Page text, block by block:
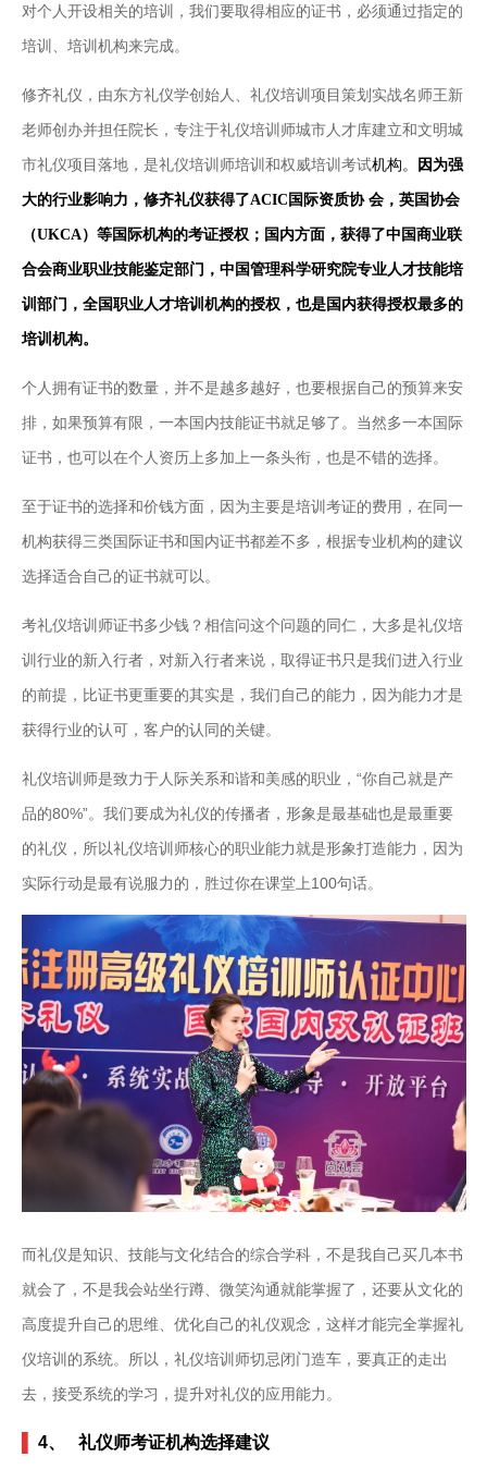
对个人开设相关的培训，我们要取得相应的证书，必须通过指定的
培训、培训机构来完成。
修齐礼仪，由东方礼仪学创始人、礼仪培训项目策划实战名师王新
老师创办并担任院长，专注于礼仪培训师城市人才库建立和文明城
市礼仪项目落地，是礼仪培训师培训和权威培训考试机构。 因为强
大的行业影响力， 修齐礼仪获得了ACIC国际资质协 会，英国协会
（UKCA）等国际机构的考证授权；国内方面，获得了中国商业联
合会商业职业技能鉴定部门，中国管理科学研究院专业人才技能培
训部门，全国职业人才培训机构的授权，也是国内获得授权最多的
培训机构。
个人拥有证书的数量，并不是越多越好，也要根据自己的预算来安
排，如果预算有限，一本国内技能证书就足够了。当然多一本国际
证书，也可以在个人资历上多加上一条头衔，也是不错的选择。
至于证书的选择和价钱方面，因为主要是培训考证的费用，在同一
机构获得三类国际证书和国内证书都差不多，根据专业机构的建议
选择适合自己的证书就可以。
考礼仪培训师证书多少钱？相信问这个问题的同仁，大多是礼仪培
训行业的新入行者，对新入行者来说，取得证书只是我们进入行业
的前提，比证书更重要的其实是，我们自己的能力，因为能力才是
获得行业的认可，客户的认同的关键。
礼仪培训师是致力于人际关系和谐和美感的职业，“你自己就是产
品的80%”。我们要成为礼仪的传播者，形象是最基础也是最重要
的礼仪，所以礼仪培训师核心的职业能力就是形象打造能力，因为
实际行动是最有说服力的，胜过你在课堂上100句话。
而礼仪是知识、技能与文化结合的综合学科，不是我自己买几本书
就会了，不是我会站坐行蹲、微笑沟通就能掌握了，还要从文化的
高度提升自己的思维、优化自己的礼仪观念，这样才能完全掌握礼
仪培训的系统。所以，礼仪培训师切忌闭门造车，要真正的走出
去，接受系统的学习，提升对礼仪的应用能力。
4、 礼仪师考证机构选择建议